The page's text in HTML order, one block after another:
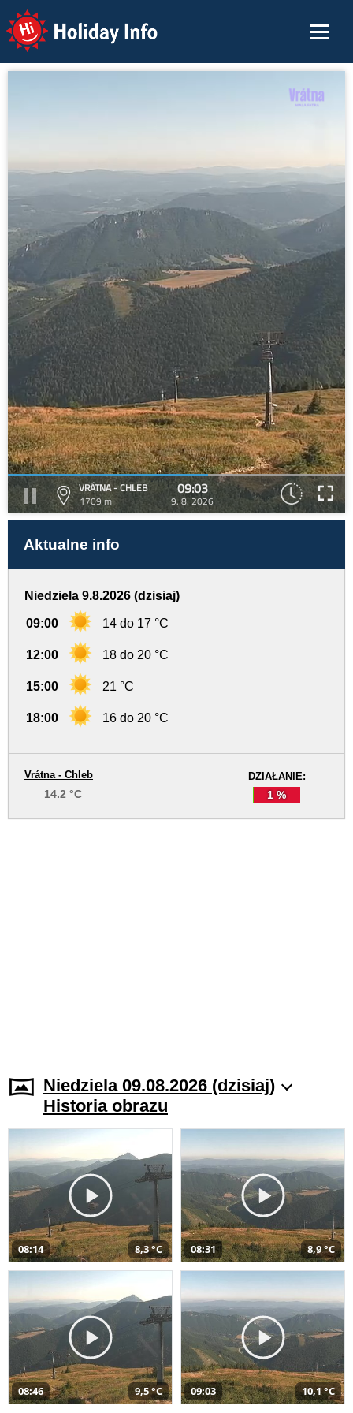
Holiday Info
VRÁTNA - CHLEB
1709 m
09:03
9. 8. 2026
Aktualne info
Niedziela 9.8.2026 (dzisiaj)
09:00 14 do 17 °C
12:00 18 do 20 °C
15:00 21 °C
18:00 16 do 20 °C
DZIAŁANIE:
1 %
Vrátna - Chleb
14.2 °C
Niedziela 09.08.2026 (dzisiaj)
Historia obrazu
08:14 8,3 °C 08:31 8,9 °C
08:46 9,5 °C 09:03 10,1 °C